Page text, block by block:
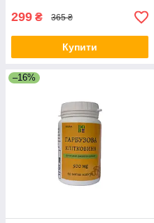
299 ₴ 365 ₴
Купити
–16%